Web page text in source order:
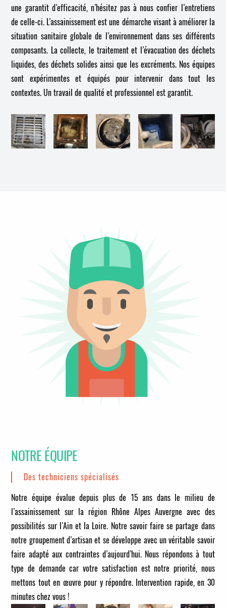
une garantit d’efficacité, n’hésitez pas à nous confier l’entretiens
de celle-ci. L’assainissement est une démarche visant à améliorer la
situation sanitaire globale de l’environnement dans ses différents
composants. La collecte, le traitement et l’évacuation des déchets
liquides, des déchets solides ainsi que les excréments. Nos équipes
sont expérimentes et équipés pour intervenir dans tout les
contextes. Un travail de qualité et professionnel est garantit.
NOTRE ÉQUIPE
Des techniciens spécialisés
Notre équipe évalue depuis plus de 15 ans dans le milieu de
l’assainissement sur la région Rhône Alpes Auvergne avec des
possibilités sur l’Ain et la Loire. Notre savoir faire se partage dans
notre groupement d’artisan et se développe avec un véritable savoir
faire adapté aux contraintes d’aujourd’hui. Nous répondons à tout
type de demande car votre satisfaction est notre priorité, nous
mettons tout en œuvre pour y répondre. Intervention rapide, en 30
minutes chez vous !